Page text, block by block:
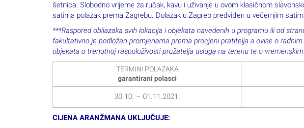
šetnica. Slobodno vrijeme za ručak, kavu i uživanje u ovom klasičnom
satima polazak prema Zagrebu. Dolazak u Zagreb predviđen u večernjim
***Raspored obilazaka svih lokacija i objekata navedenih u programu ili od
fakultativno je podložan promjenama prema procjeni pratitelja a ovise o
objekata o trenutnoj raspoloživosti pružatelja usluga na terenu te o
TERMINI POLAZAKA
garantirani polasci
30.10. – 01.11.2021.
CIJENA ARANŽMANA UKLJUČUJE: